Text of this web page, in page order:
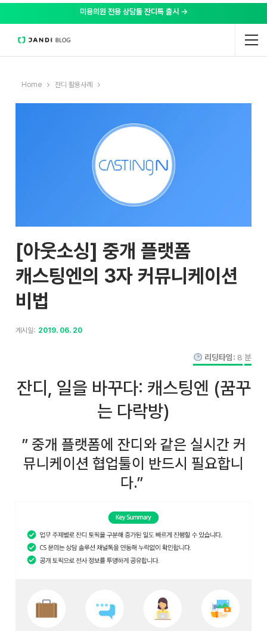
미용의원 전용 상담툴 잔디톡 출시 →
Home 잔디 활용사례
[아웃소싱] 중개 플랫폼
캐스팅엔의 3자 커뮤니케이션
비법
게시일: 2019. 06. 20
리딩타임: 8 분
잔디, 일을 바꾸다: 캐스팅엔 (꿈꾸
는 다락방)
” 중개 플랫폼에 잔디와 같은 실시간 커
뮤니케이션 협업툴이 반드시 필요합니
다.”